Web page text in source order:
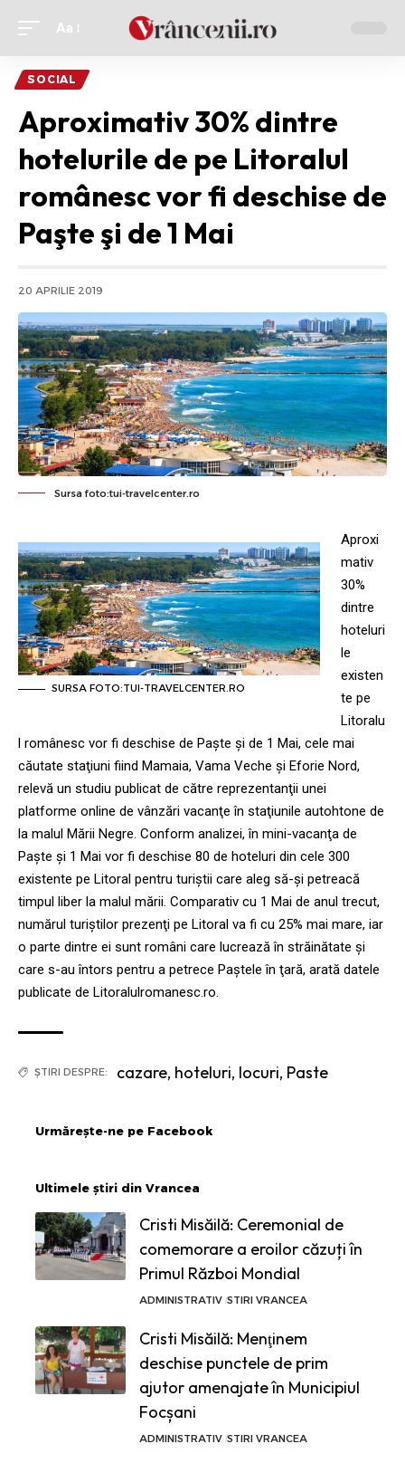
Ajustor
font
Aa
SOCIAL
Aproximativ 30% dintre
hotelurile de pe Litoralul
românesc vor fi deschise de
Paşte şi de 1 Mai
20 APRILIE 2019
Sursa foto:tui-travelcenter.ro
SURSA FOTO:TUI-TRAVELCENTER.RO
Aproxi
mativ
30%
dintre
hoteluri
le
existen
te pe
Litoralu
l românesc vor fi deschise de Paşte şi de 1 Mai, cele mai
căutate staţiuni fiind Mamaia, Vama Veche şi Eforie Nord,
relevă un studiu publicat de către reprezentanţii unei
platforme online de vânzări vacanţe în staţiunile autohtone de
la malul Mării Negre. Conform analizei, în mini-vacanţa de
Paşte şi 1 Mai vor fi deschise 80 de hoteluri din cele 300
existente pe Litoral pentru turiştii care aleg să-şi petreacă
timpul liber la malul mării. Comparativ cu 1 Mai de anul trecut,
numărul turiştilor prezenţi pe Litoral va fi cu 25% mai mare, iar
o parte dintre ei sunt români care lucrează în străinătate şi
care s-au întors pentru a petrece Paştele în ţară, arată datele
publicate de Litoralulromanesc.ro.
ȘTIRI DESPRE: cazare, hoteluri, locuri, Paste
Urmărește-ne pe Facebook
Ultimele știri din Vrancea
Cristi Misăilă: Ceremonial de
comemorare a eroilor căzuți în
Primul Război Mondial
ADMINISTRATIV STIRI VRANCEA
Cristi Misăilă: Menţinem
deschise punctele de prim
ajutor amenajate în Municipiul
Focșani
ADMINISTRATIV STIRI VRANCEA